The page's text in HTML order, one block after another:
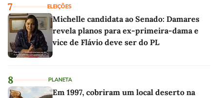
7 ELEIÇÕES
Michelle candidata ao Senado: Damares
revela planos para ex-primeira-dama e
vice de Flávio deve ser do PL
8 PLANETA
Em 1997, cobriram um local deserto na